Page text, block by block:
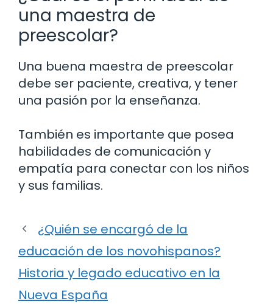
una maestra de
preescolar?
Una buena maestra de preescolar
debe ser paciente, creativa, y tener
una pasión por la enseñanza.
También es importante que posea
habilidades de comunicación y
empatía para conectar con los niños
y sus familias.
¿Quién se encargó de la
educación de los novohispanos?
Historia y legado educativo en la
Nueva España